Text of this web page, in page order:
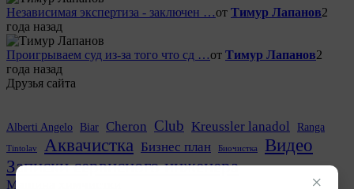
Независимая экспертиза - заключен …от Тимур Лапанов2
года назад
Проигрываем суд из-за того что сд …от Тимур Лапанов2
года назад
Друзья сайта
Alberti Angelo Biar Cheron Club Kreussler lanadol Ranga
Tintolav Аквачистка Бизнес план Биочистка
Видео
Записки сервисного инженера
Машина химчистки ×